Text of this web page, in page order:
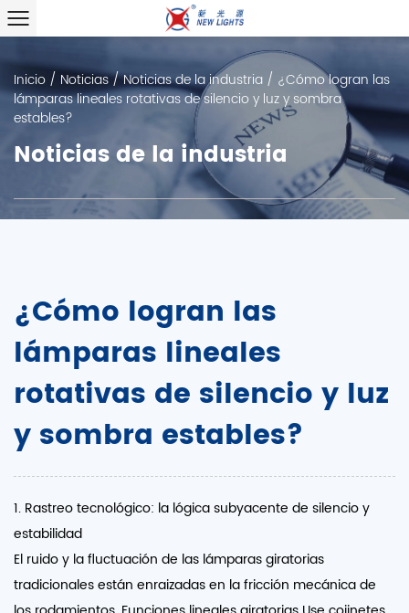
Inicio / Noticias/Noticias de la industria / ¿Cómo logran las
lámparas lineales rotativas de silencio y luz y sombra
estables?
Noticias de la industria
¿Cómo logran las
lámparas lineales
rotativas de silencio y luz
y sombra estables?
1. Rastreo tecnológico: la lógica subyacente de silencio y
estabilidad
El ruido y la fluctuación de las lámparas giratorias
tradicionales están enraizadas en la fricción mecánica de